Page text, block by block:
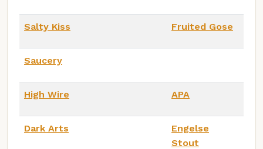
Salty Kiss Fruited Gose
Saucery
High Wire APA
Dark Arts
Engelse
Stout